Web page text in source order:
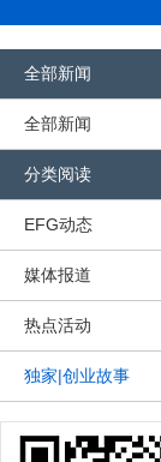
全部新闻
全部新闻
分类阅读
EFG动态
媒体报道
热点活动
独家|创业故事